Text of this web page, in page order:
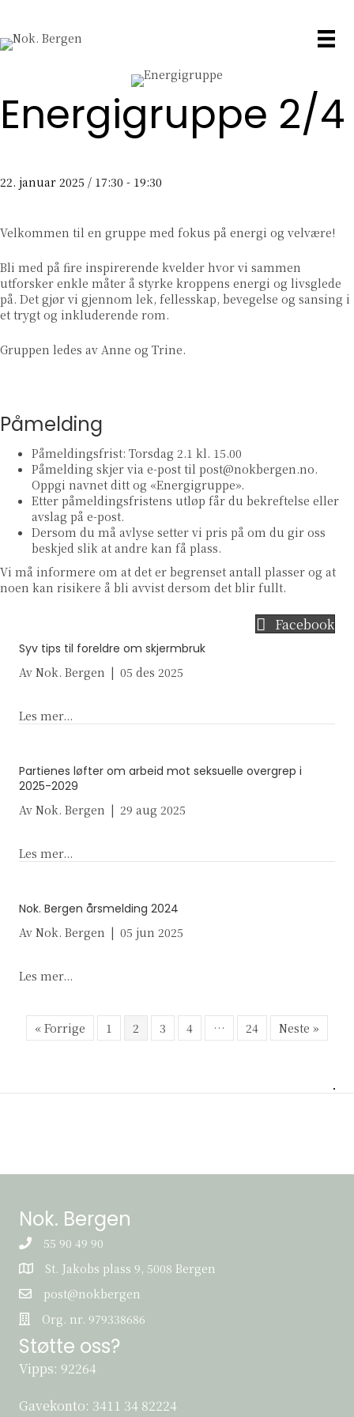
Energigruppe 2/4
22. januar 2025 / 17:30 - 19:30
Velkommen til en gruppe med fokus på energi og velvære!
Bli med på fire inspirerende kvelder hvor vi sammen
utforsker enkle måter å styrke kroppens energi og livsglede
på. Det gjør vi gjennom lek, fellesskap, bevegelse og sansing i
et trygt og inkluderende rom.
Gruppen ledes av Anne og Trine.
Påmelding
Påmeldingsfrist: Torsdag 2.1 kl. 15.00
Påmelding skjer via e-post til post@nokbergen.no.
Oppgi navnet ditt og «Energigruppe».
Etter påmeldingsfristens utløp får du bekreftelse eller
avslag på e-post.
Dersom du må avlyse setter vi pris på om du gir oss
beskjed slik at andre kan få plass.
Vi må informere om at det er begrenset antall plasser og at
noen kan risikere å bli avvist dersom det blir fullt.
Facebook
Syv tips til foreldre om skjermbruk
Av Nok. Bergen | 05 des 2025
Les mer...
Partienes løfter om arbeid mot seksuelle overgrep i
2025-2029
Av Nok. Bergen | 29 aug 2025
Les mer...
Nok. Bergen årsmelding 2024
Av Nok. Bergen | 05 jun 2025
Les mer...
« Forrige 1 2 3 4 … 24 Neste »
Nok. Bergen
55 90 49 90
St. Jakobs plass 9, 5008 Bergen
St. Jakobs plass 9, 5008 Bergen
post@nokbergen
post@nokbergen
Org. nr. 979338686
Org. nr. 979338686
Støtte oss?
Vipps: 92264
Gavekonto: 3411 34 82224